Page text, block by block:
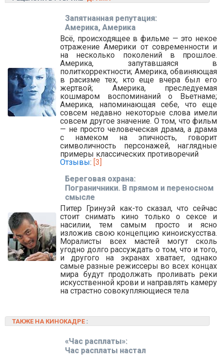
Запятнанная репутация:
Америка, Америка
Всё, происходящее в фильме — это некое
отражение Америки от современности и
на несколько поколений в прошлое.
Америка, запутавшаяся в
политкорректности; Америка, обвиняющая
в расизме тех, кто еще вчера был его
жертвой; Америка, преследуемая
кошмаром воспоминаний о Вьетнаме;
Америка, напоминающая себе, что еще
совсем недавно некоторые слова имели
совсем другое значение. О том, что фильм
— не просто человеческая драма, а драма
с намеком на эпичность, говорит
символичность персонажей, наглядные
примеры классических противоречий
Отзывы: [3]
Береговая охрана:
Пограничники. В прямом и переносном
смысле
Питер Гринуэй как-то сказал, что сейчас
стоит снимать кино только о сексе и
насилии, тем самым просто и ясно
изложив свою концепцию киноискусства.
Моралисты всех мастей могут сколь
угодно долго рассуждать о том, что и того,
и другого на экранах хватает, однако
самые разные режиссеры во всех концах
мира будут продолжать проливать реки
искусственной крови и направлять камеру
на страстно совокупляющиеся тела
ТАКЖЕ НА КИНОКАДРЕ :
«Час расплаты»:
Час расплаты настал